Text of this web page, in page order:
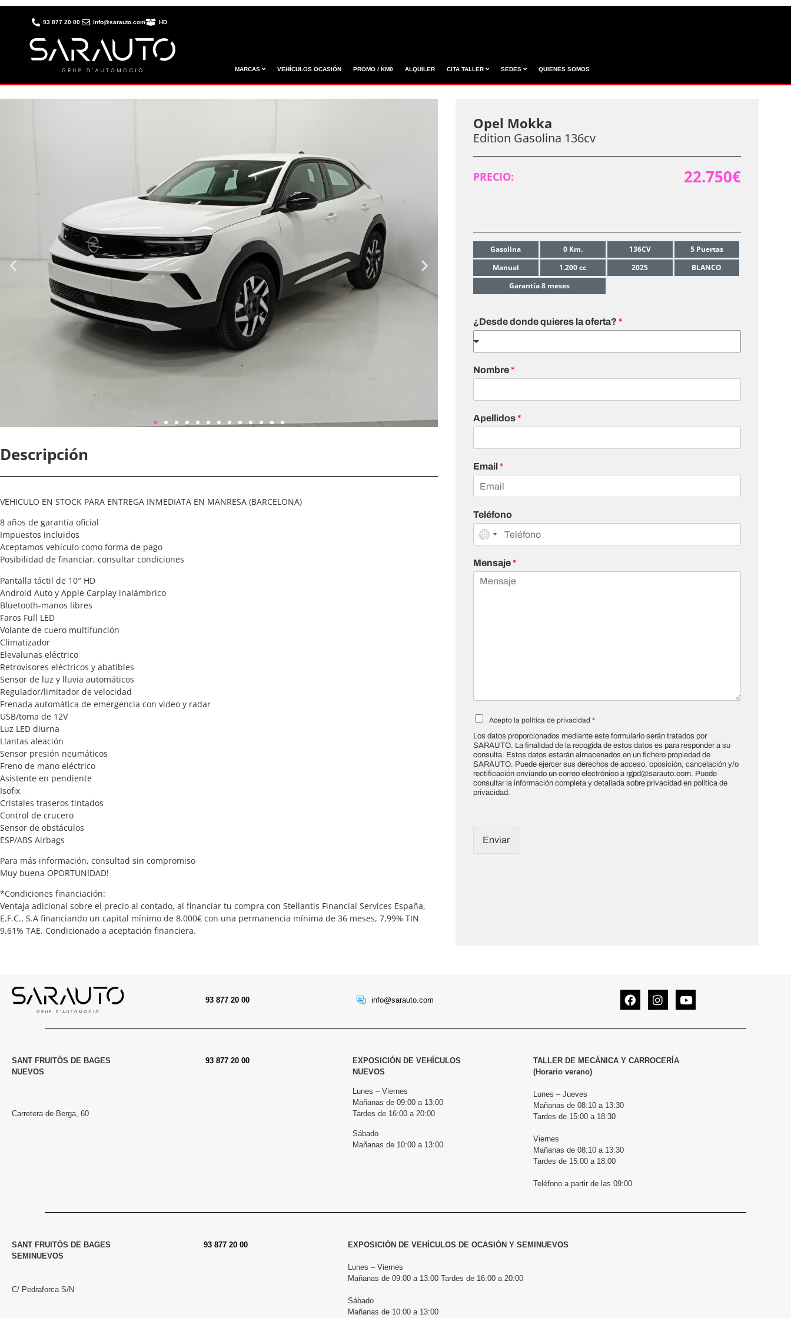
93 877 20 00 info@sarauto.com HD
MARCAS VEHÍCULOS OCASIÓN PROMO / KM0 ALQUILER CITA TALLER SEDES QUIENES SOMOS
Descripción
VEHICULO EN STOCK PARA ENTREGA INMEDIATA EN MANRESA (BARCELONA)
8 años de garantia oficial
Impuestos incluidos
Aceptamos vehículo como forma de pago
Posibilidad de financiar, consultar condiciones
Pantalla táctil de 10″ HD
Android Auto y Apple Carplay inalámbrico
Bluetooth-manos libres
Faros Full LED
Volante de cuero multifunción
Climatizador
Elevalunas eléctrico
Retrovisores eléctricos y abatibles
Sensor de luz y lluvia automáticos
Regulador/limitador de velocidad
Frenada automática de emergencia con video y radar
USB/toma de 12V
Luz LED diurna
Llantas aleación
Sensor presión neumáticos
Freno de mano eléctrico
Asistente en pendiente
Isofix
Cristales traseros tintados
Control de crucero
Sensor de obstáculos
ESP/ABS Airbags
Para más información, consultad sin compromiso
Muy buena OPORTUNIDAD!
*Condiciones financiación:
Ventaja adicional sobre el precio al contado, al financiar tu compra con Stellantis Financial Services España,
E.F.C., S.A financiando un capital mínimo de 8.000€ con una permanencia mínima de 36 meses, 7,99% TIN
9,61% TAE. Condicionado a aceptación financiera.
Opel Mokka
Edition Gasolina 136cv
PRECIO: 22.750€
Gasolina
Manual
0 Km.
1.200 cc
136CV
2025
5 Puertas
BLANCO
Garantía 8 meses
¿Desde donde quieres la oferta? *
Nombre*
Apellidos*
Email *
Teléfono
Mensaje*
P
l
í
t
i
c
a
Acepto la política de privacidad *
Los datos proporcionados mediante este formulario serán tratados por
SARAUTO. La finalidad de la recogida de estos datos es para responder a su
consulta. Estos datos estarán almacenados en un fichero propiedad de
SARAUTO. Puede ejercer sus derechos de acceso, oposición, cancelación y/o
rectificación enviando un correo electrónico a rgpd@sarauto.com. Puede
consultar la información completa y detallada sobre privacidad en política de
privacidad.
Enviar
93 877 20 00 info@sarauto.com
SANT FRUITÓS DE BAGES
NUEVOS
Carretera de Berga, 60
93 877 20 00
EXPOSICIÓN DE VEHÍCULOS
NUEVOS
Lunes – Viernes
Mañanas de 09:00 a 13:00
Tardes de 16:00 a 20:00
Sábado
Mañanas de 10:00 a 13:00
TALLER DE MECÁNICA Y CARROCERÍA
(Horario verano)
Lunes – Jueves
Mañanas de 08:10 a 13:30
Tardes de 15:00 a 18:30
Viernes
Mañanas de 08:10 a 13:30
Tardes de 15:00 a 18:00
Teléfono a partir de las 09:00
SANT FRUITÓS DE BAGES
SEMINUEVOS
C/ Pedraforca S/N
93 877 20 00 EXPOSICIÓN DE VEHÍCULOS DE OCASIÓN Y SEMINUEVOS
Lunes – Viernes
Mañanas de 09:00 a 13:00 Tardes de 16:00 a 20:00
Sábado
Mañanas de 10:00 a 13:00